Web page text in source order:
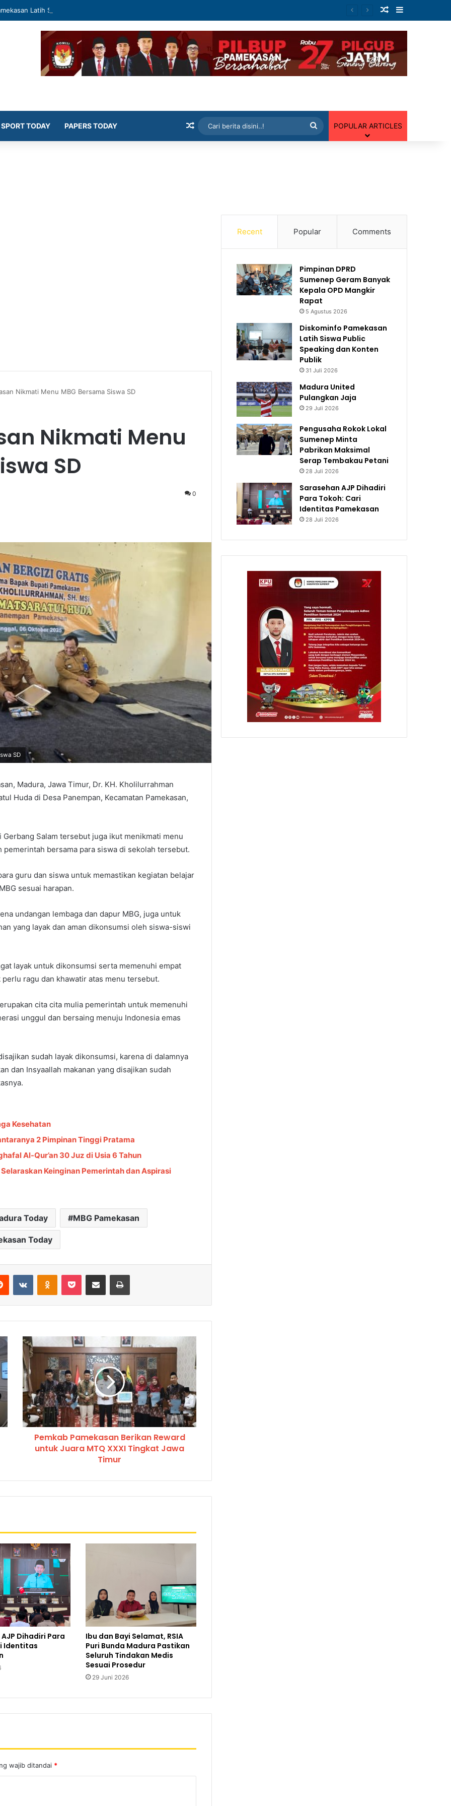
Latih Siswa Public Speaking dan Konten Publik Artikel Random
SPORT TODAY PAPERS TODAY Artikel Random
berita
POPULAR ARTICLES
Nikmati Menu MBG Bersama Siswa SD
Nikmati Menu
SD
0
SD
Madura, Jawa Timur, Dr. KH. Kholilurrahman
Huda di Desa Panempan, Kecamatan Pamekasan,
Salam tersebut juga ikut menikmati menu
bersama para siswa di sekolah tersebut.
guru dan siswa untuk memastikan kegiatan belajar
sesuai harapan.
undangan lembaga dan dapur MBG, juga untuk
yang layak dan aman dikonsumsi oleh siswa-siswi
layak untuk dikonsumsi serta memenuhi empat
ragu dan khawatir atas menu tersebut.
cita cita mulia pemerintah untuk memenuhi
unggul dan bersaing menuju Indonesia emas
sudah layak dikonsumsi, karena di dalamnya
dan Insyaallah makanan yang disajikan sudah
Kesehatan
2 Pimpinan Tinggi Pratama
Al-Qur’an 30 Juz di Usia 6 Tahun
Keinginan Pemerintah dan Aspirasi
Today MBG Pamekasan
Today
Pemkab Pamekasan Berikan Reward
untuk Juara MTQ XXXI Tingkat Jawa
Timur
Dihadiri Para
Identitas
Ibu dan Bayi Selamat, RSIA
Puri Bunda Madura Pastikan
Seluruh Tindakan Medis
Sesuai Prosedur
29 Juni 2026
wajib ditandai *
Recent Popular Comments
Pimpinan DPRD
Sumenep Geram Banyak
Kepala OPD Mangkir
Rapat
5 Agustus 2026
Diskominfo Pamekasan
Latih Siswa Public
Speaking dan Konten
Publik
31 Juli 2026
Madura United
Pulangkan Jaja
29 Juli 2026
Pengusaha Rokok Lokal
Sumenep Minta
Pabrikan Maksimal
Serap Tembakau Petani
28 Juli 2026
Sarasehan AJP Dihadiri
Para Tokoh: Cari
Identitas Pamekasan
28 Juli 2026